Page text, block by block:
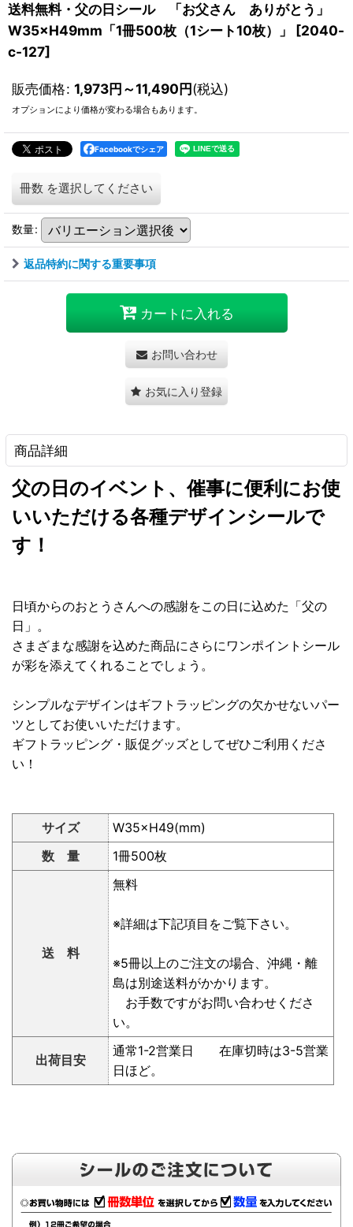
送料無料・父の日シール 「お父さん ありがとう」
W35×H49mm「1冊500枚（1シート10枚）」
[2040-
c-127]
販売価格: 1,973円～11,490円(税込)
オプションにより価格が変わる場合もあります。
Facebookでシェア
冊数 を選択してください
数量:
返品特約に関する重要事項
カートに入れる
お問い合わせ
お気に入り登録
商品詳細
父の日のイベント、催事に便利にお使
いいただける各種デザインシールで
す！
日頃からのおとうさんへの感謝をこの日に込めた「父の
日」。
さまざまな感謝を込めた商品にさらにワンポイントシール
が彩を添えてくれることでしょう。
シンプルなデザインはギフトラッピングの欠かせないパー
ツとしてお使いいただけます。
ギフトラッピング・販促グッズとしてぜひご利用くださ
い！
サイズ
W35×H49(mm)
数 量
1冊500枚
送 料
無料
※詳細は下記項目をご覧下さい。
※5冊以上のご注文の場合、沖縄・離
島は別途送料がかかります。
お手数ですがお問い合わせくださ
い。
出荷目安
通常1-2営業日 在庫切時は3-5営業
日ほど。